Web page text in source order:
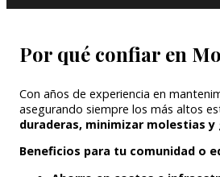
Por qué confiar en
Con años de experiencia en
asegurando siempre los más altos
duraderas, minimizar molestias
Beneficios para tu comunidad o